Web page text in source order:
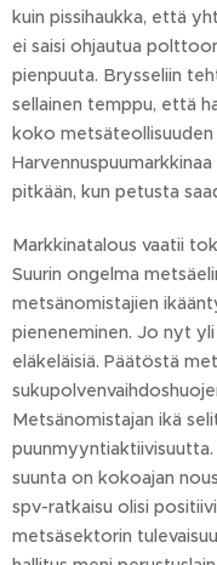
kuin pissihaukka, että
ei saisi ohjautua
pienpuuta. Brysseliin
sellainen temppu, että
koko
pitkään, kun petusta
Markkinatalous vaatii
Suurin ongelma
metsänomistajien
pieneneminen. Jo nyt
eläkeläisiä. Päätöstä
Metsänomistajan ikä
suunta on kokoajan
spv-ratkaisu olisi
metsäsektorin